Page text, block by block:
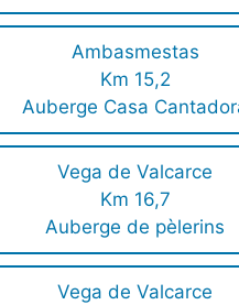
Ambasmestas
Km 15,2
Auberge Casa
Vega de Valcarce
Km 16,7
Auberge de pèlerins
Vega de Valcarce